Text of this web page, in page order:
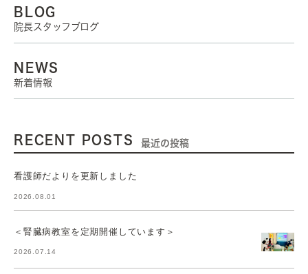
BLOG
院長スタッフブログ
NEWS
新着情報
RECENT POSTS 最近の投稿
看護師だよりを更新しました
2026.08.01
＜腎臓病教室を定期開催しています＞
2026.07.14